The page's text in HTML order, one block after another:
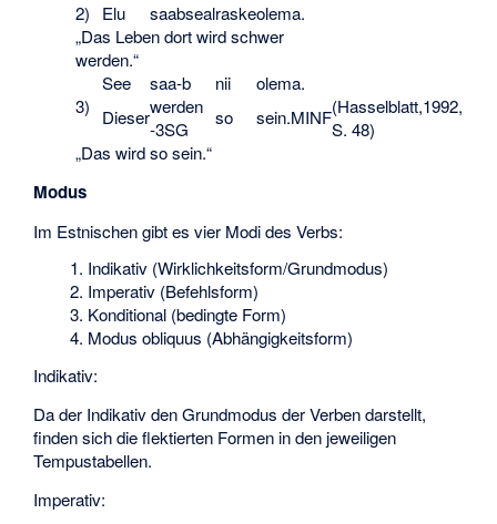
2) Elu saabsealraskeolema.
„Das Leben dort wird schwer
werden.“
3)
See saa-b nii
olema.
Dieserwerden
-3SG
so sein.MINF(Hasselblatt,1992,
S. 48)
„Das wird so sein.“
Modus
Im Estnischen gibt es vier Modi des Verbs:
Indikativ (Wirklichkeitsform/Grundmodus)
Imperativ (Befehlsform)
Konditional (bedingte Form)
Modus obliquus (Abhängigkeitsform)
Indikativ:
Da der Indikativ den Grundmodus der Verben darstellt,
finden sich die flektierten Formen in den jeweiligen
Tempustabellen.
Imperativ: